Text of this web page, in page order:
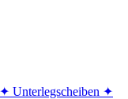
✦ Unterlegscheiben ✦